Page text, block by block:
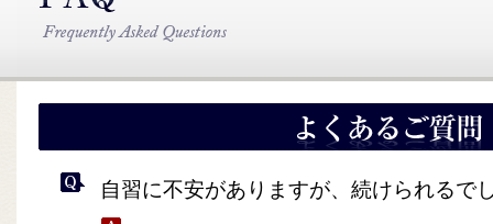
自習に不安がありますが、続けられるで